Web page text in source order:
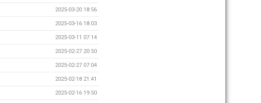
2025-03-20 18:56
2025-03-16 18:03
2025-03-11 07:14
2025-02-27 20:50
2025-02-27 07:04
2025-02-18 21:41
2025-02-16 19:50